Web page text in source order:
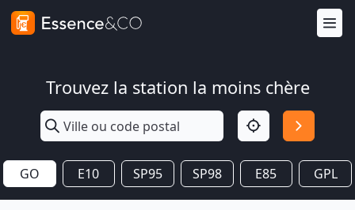
Trouvez la station la moins chère
GO E10 SP95 SP98 E85 GPL